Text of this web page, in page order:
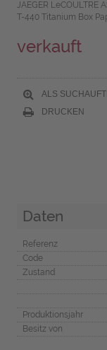
JAEGER LeCOULTRE
T-440 Titanium Box
verkauft
ALS
DRUCKEN
Daten
Referenz
Code
Zustand
Produktionsjahr
Besitz von